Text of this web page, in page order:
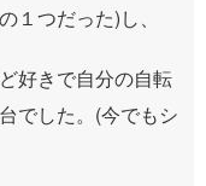
１つだった)し、
好きで自分の自転
でした。(今でもシ